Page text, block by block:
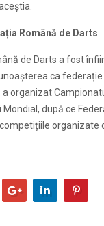
Română de Darts
de Darts a fost
ca
organizat
după ce
organizate